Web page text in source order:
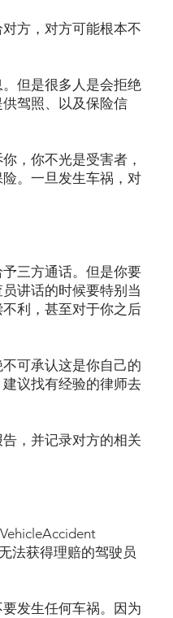
方，对方可能根本不
但是很多人是会拒绝
驾照、以及保险信
，你不光是受害者，
。一旦发生车祸，对
三方通话。但是你要
讲话的时候要特别当
利，甚至对于你之后
可承认这是你自己的
议找有经验的律师去
，并记录对方的相关
法获得理赔的驾驶员
发生任何车祸。因为